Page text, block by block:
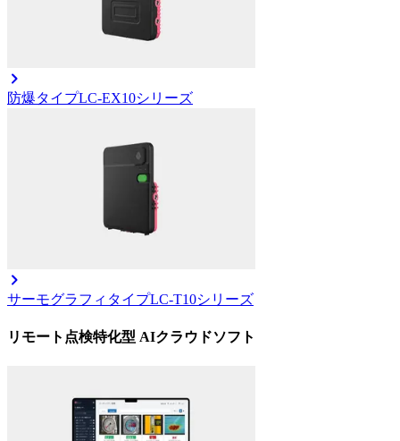
防爆タイプLC-EX10シリーズ
サーモグラフィタイプLC-T10シリーズ
リモート点検特化型 AIクラウドソフト